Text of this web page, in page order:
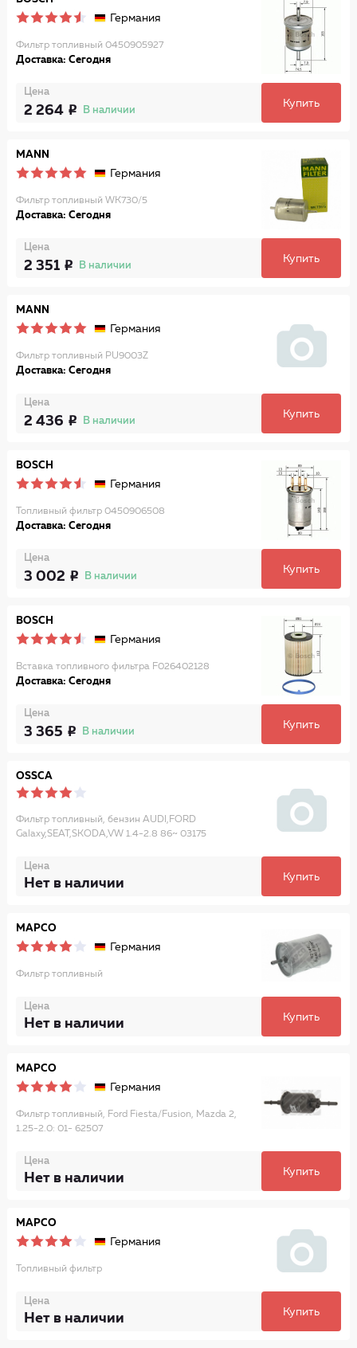
Германия
Фильтр топливный 0450905927
Доставка: Сегодня
Цена
2 264 В наличии
Купить
MANN
Германия
Фильтр топливный WK730/5
Доставка: Сегодня
Цена
2 351 В наличии
Купить
MANN
Германия
Фильтр топливный PU9003Z
Доставка: Сегодня
Цена
2 436 В наличии
Купить
BOSCH
Германия
Топливный фильтр 0450906508
Доставка: Сегодня
Цена
3 002 В наличии
Купить
BOSCH
Германия
Вставка топливного фильтра F026402128
Доставка: Сегодня
Цена
3 365 В наличии
Купить
OSSCA
Фильтр топливный, бензин AUDI,FORD
Galaxy,SEAT,SKODA,VW 1.4-2.8 86~ 03175
Цена
Нет в наличии Купить
MAPCO
Германия
Фильтр топливный
Цена
Нет в наличии Купить
MAPCO
Германия
Фильтр топливный, Ford Fiesta/Fusion, Mazda 2,
1.25-2.0: 01- 62507
Цена
Нет в наличии Купить
MAPCO
Германия
Топливный фильтр
Цена
Нет в наличии Купить